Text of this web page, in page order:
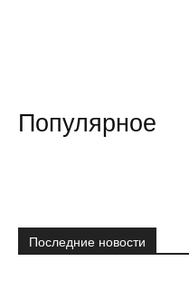
Популярное
Последние новости